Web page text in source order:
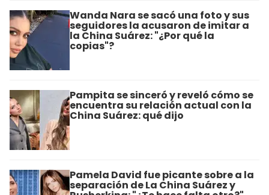
Wanda Nara se sacó una foto y sus
seguidores la acusaron de imitar a
la China Suárez: "¿Por qué la
copias"?
Pampita se sinceró y reveló cómo se
encuentra su relación actual con la
China Suárez: qué dijo
Pamela David fue picante sobre a la
separación de La China Suárez y